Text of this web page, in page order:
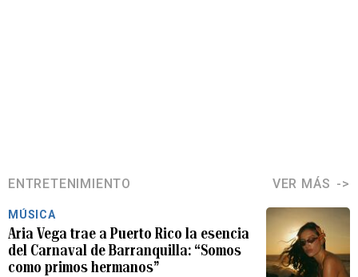
ENTRETENIMIENTO VER MÁS
MÚSICA
Aria Vega trae a Puerto Rico la esencia
del Carnaval de Barranquilla: “Somos
como primos hermanos”